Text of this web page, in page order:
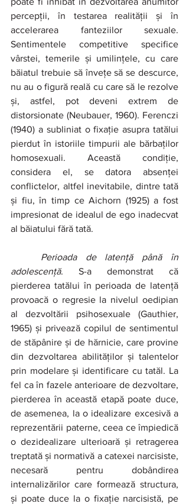
percepții, în testarea realității și în
accelerarea fanteziilor sexuale.
Sentimentele competitive specifice
vârstei, temerile și umilințele, cu care
băiatul trebuie să învețe să se descurce,
nu au o figură reală cu care să le rezolve
și, astfel, pot deveni extrem de
distorsionate (Neubauer, 1960). Ferenczi
(1940) a subliniat o fixație asupra tatălui
pierdut în istoriile timpurii ale bărbaților
homosexuali. Această condiție,
considera el, se datora absenței
conflictelor, altfel inevitabile, dintre tată
și fiu, în timp ce Aichorn (1925) a fost
impresionat de idealul de ego inadecvat
al băiatului fără tată.
adolescență. S-a demonstrat că
pierderea tatălui în perioada de latență
provoacă o regresie la nivelul oedipian
al dezvoltării psihosexuale (Gauthier,
1965) și privează copilul de sentimentul
de stăpânire și de hărnicie, care provine
din dezvoltarea abilităților și talentelor
prin modelare și identificare cu tatăl. La
fel ca în fazele anterioare de dezvoltare,
pierderea în această etapă poate duce,
de asemenea, la o idealizare excesivă a
reprezentării paterne, ceea ce împiedică
o dezidealizare ulterioară și retragerea
treptată și normativă a catexei narcisiste,
necesară pentru dobândirea
internalizărilor care formează structura,
și poate duce la o fixație narcisistă, pe